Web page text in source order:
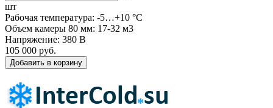
шт
Рабочая температура: -5…+10 °C
Объем камеры 80 мм: 17-32 м3
Напряжение: 380 В
105 000 руб.
Добавить в корзину